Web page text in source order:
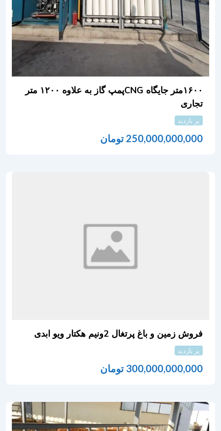
۱۶۰۰متر جایگاه CNGپمپ گاز به علاوه ۱۲۰۰ متر
تجاری
پر بازدید
250,000,000,000 تومان
فروش زمین و باغ پرتغال 2ونیم هکتار ویو ابدی
پر بازدید
300,000,000,000 تومان